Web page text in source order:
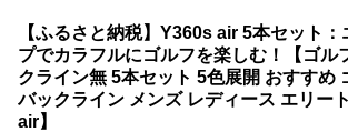
【ふるさと納税】Y360s air 5本セット：
プでカラフルにゴルフを楽しむ！【ゴル
クライン無 5本セット 5色展開 おすすめ
バックライン メンズ レディース エリー
air】